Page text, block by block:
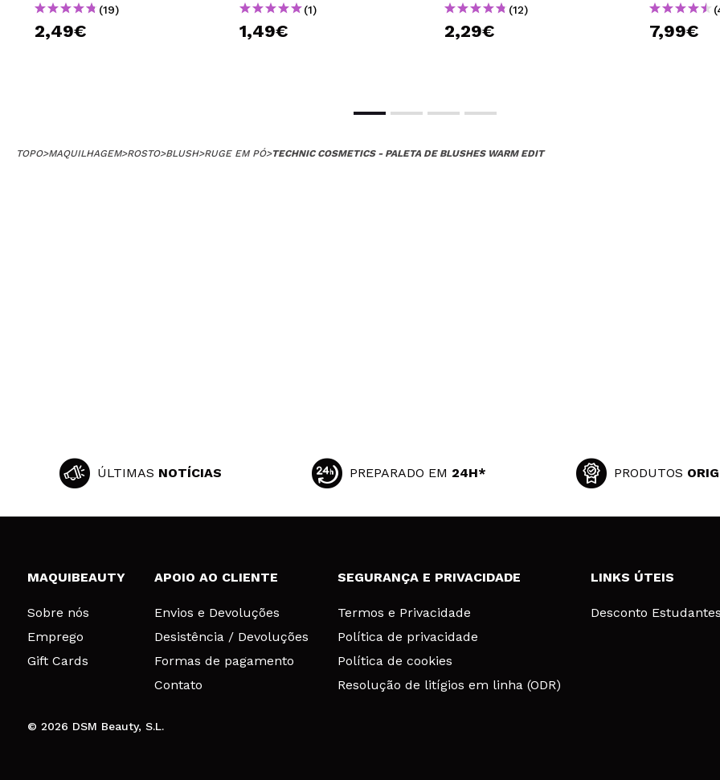
(19)
2,49€
(1)
1,49€
(12)
2,29€ 7,99€
TOPO>MAQUILHAGEM>ROSTO>BLUSH>RUGE EM PÓ>TECHNIC COSMETICS - PALETA DE BLUSHES WARM EDIT
ÚLTIMAS NOTÍCIAS PREPARADO EM 24H* PRODUTOS
MAQUIBEAUTY
Sobre nós
Emprego
Gift Cards
APOIO AO CLIENTE
Envios e Devoluções
Desistência / Devoluções
Formas de pagamento
Contato
SEGURANÇA E PRIVACIDADE
Termos e Privacidade
Política de privacidade
Política de cookies
Resolução de litígios em linha (ODR)
LINKS ÚTEIS
Desconto
© 2026 DSM Beauty, S.L.